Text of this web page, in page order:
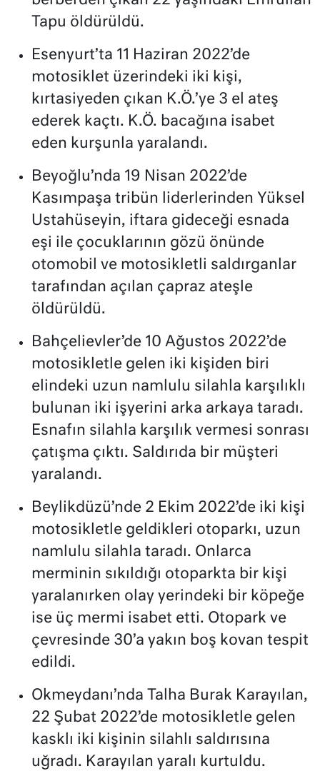
Tapu öldürüldü.
Esenyurt’ta 11 Haziran 2022’de
motosiklet üzerindeki iki kişi,
kırtasiyeden çıkan K.Ö.’ye 3 el ateş
ederek kaçtı. K.Ö. bacağına isabet
eden kurşunla yaralandı.
Beyoğlu’nda 19 Nisan 2022’de
Kasımpaşa tribün liderlerinden Yüksel
Ustahüseyin, iftara gideceği esnada
eşi ile çocuklarının gözü önünde
otomobil ve motosikletli saldırganlar
tarafından açılan çapraz ateşle
öldürüldü.
Bahçelievler’de 10 Ağustos 2022’de
motosikletle gelen iki kişiden biri
elindeki uzun namlulu silahla karşılıklı
bulunan iki işyerini arka arkaya taradı.
Esnafın silahla karşılık vermesi sonrası
çatışma çıktı. Saldırıda bir müşteri
yaralandı.
Beylikdüzü’nde 2 Ekim 2022’de iki kişi
motosikletle geldikleri otoparkı, uzun
namlulu silahla taradı. Onlarca
merminin sıkıldığı otoparkta bir kişi
yaralanırken olay yerindeki bir köpeğe
ise üç mermi isabet etti. Otopark ve
çevresinde 30’a yakın boş kovan tespit
edildi.
Okmeydanı’nda Talha Burak Karayılan,
22 Şubat 2022’de motosikletle gelen
kasklı iki kişinin silahlı saldırısına
uğradı. Karayılan yaralı kurtuldu.